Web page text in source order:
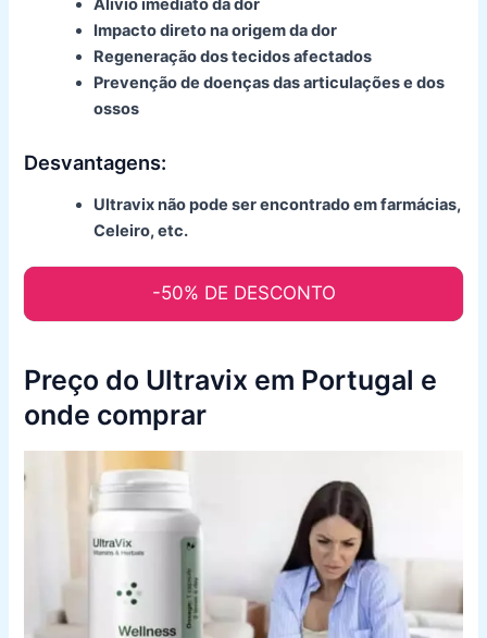
Alívio imediato da dor
Impacto direto na origem da dor
Regeneração dos tecidos afectados
Prevenção de doenças das articulações e dos
ossos
Desvantagens:
Ultravix não pode ser encontrado em farmácias,
Celeiro, etc.
-50% DE DESCONTO
Preço do Ultravix em Portugal e
onde comprar